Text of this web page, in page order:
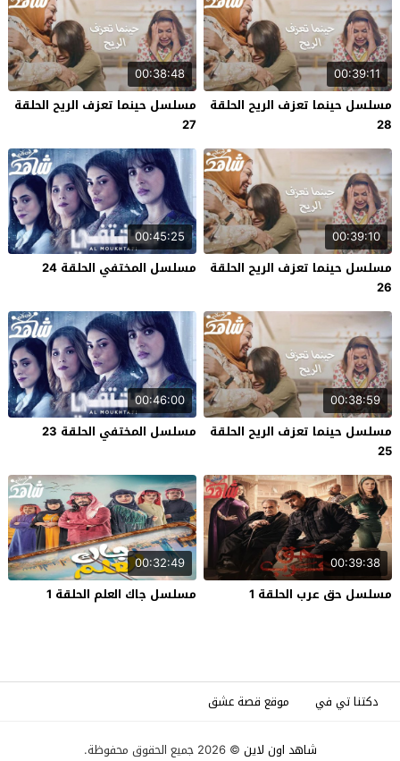
00:39:11
مسلسل حينما تعزف الريح الحلقة
28
00:38:48
مسلسل حينما تعزف الريح الحلقة
27
00:39:10
مسلسل حينما تعزف الريح الحلقة
26
00:45:25
مسلسل المختفي الحلقة 24
00:38:59
مسلسل حينما تعزف الريح الحلقة
25
00:46:00
مسلسل المختفي الحلقة 23
00:39:38
مسلسل حق عرب الحلقة 1
00:32:49
مسلسل جاك العلم الحلقة 1
دكتنا تي في موقع قصة عشق
شاهد اون لاين © 2026 جميع الحقوق محفوظة.